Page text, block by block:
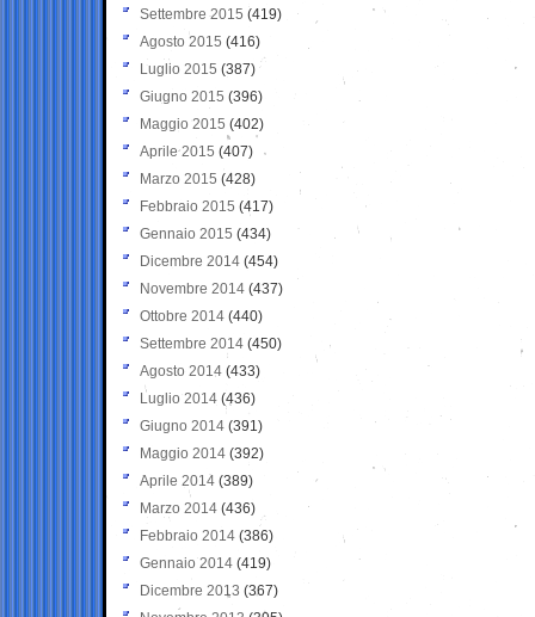
Settembre 2015 (419)
Agosto 2015 (416)
Luglio 2015 (387)
Giugno 2015 (396)
Maggio 2015 (402)
Aprile 2015 (407)
Marzo 2015 (428)
Febbraio 2015 (417)
Gennaio 2015 (434)
Dicembre 2014 (454)
Novembre 2014 (437)
Ottobre 2014 (440)
Settembre 2014 (450)
Agosto 2014 (433)
Luglio 2014 (436)
Giugno 2014 (391)
Maggio 2014 (392)
Aprile 2014 (389)
Marzo 2014 (436)
Febbraio 2014 (386)
Gennaio 2014 (419)
Dicembre 2013 (367)